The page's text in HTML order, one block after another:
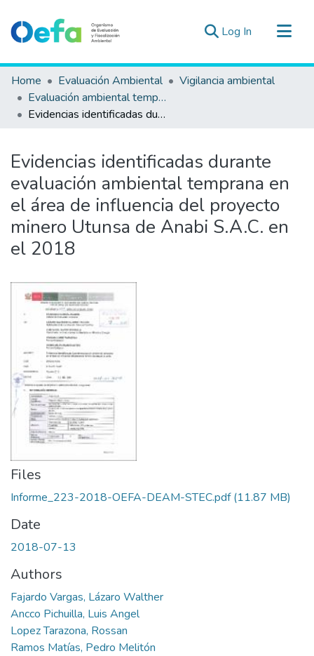
Log In (current)
Communities & Collections
All of DSpace
Statistics
Guias ▾
Home Evaluación Ambiental
Vigilancia ambiental
Evaluación ambiental temprana
Evidencias identificadas durante evaluación ambiental temprana en el área de influencia del proyecto minero Utunsa de Anabi S.A.C. en el 2018
Evidencias identificadas durante
evaluación ambiental temprana en
el área de influencia del proyecto
minero Utunsa de Anabi S.A.C. en
el 2018
Files
Informe_223-2018-OEFA-DEAM-STEC.pdf(11.87 MB)
Date
2018-07-13
Authors
Fajardo Vargas, Lázaro Walther
Ancco Pichuilla, Luis Angel
Lopez Tarazona, Rossan
Ramos Matías, Pedro Melitón